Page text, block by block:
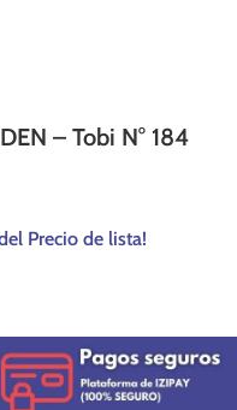
– Tobi N° 184
Precio de lista!